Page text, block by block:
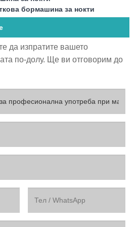
бормашина за нокти
да изпратите вашето
по-долу. Ще ви отговорим до